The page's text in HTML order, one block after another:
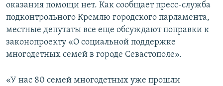
оказания помощи нет. Как сообщает пресс-служба
подконтрольного Кремлю городского парламента,
местные депутаты все еще обсуждают поправки к
законопроекту «О социальной поддержке
многодетных семей в городе Севастополе».
«У нас 80 семей многодетных уже прошли